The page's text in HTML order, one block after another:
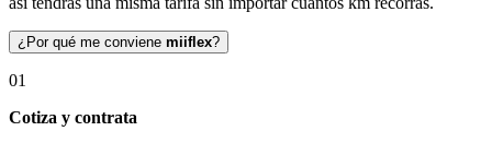
¿Por qué me conviene miiflex?
01
Cotiza y contrata